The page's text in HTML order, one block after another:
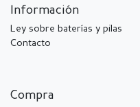
Información
Ley sobre baterías y pilas
Contacto
Compra